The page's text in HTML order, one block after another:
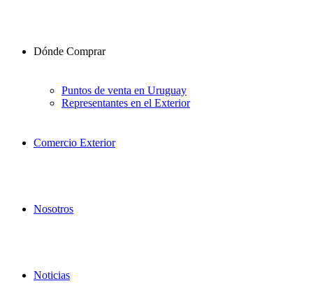
Dónde Comprar
Puntos de venta en Uruguay
Representantes en el Exterior
Comercio Exterior
Nosotros
Noticias